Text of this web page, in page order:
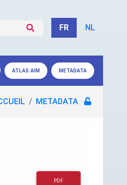
FR NL
ATLAS AIM METADATA
METADATA
PDF